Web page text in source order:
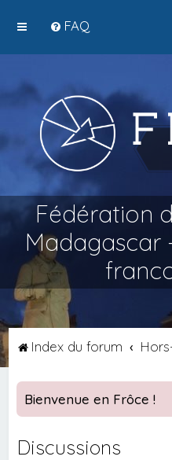
FAQ
Fédération
Madagascar
Index du forum
Bienvenue en Frôce !
Discussions